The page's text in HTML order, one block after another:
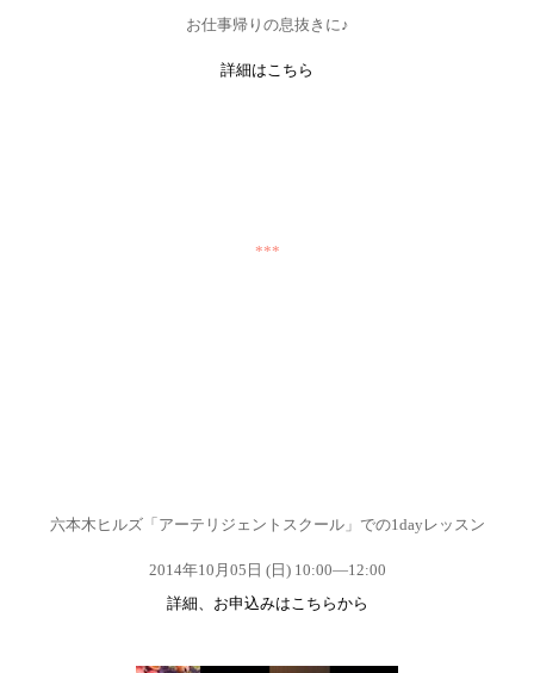
お仕事帰りの息抜きに♪
詳細はこちら
***
六本木ヒルズ「アーテリジェントスクール」での1dayレッスン
2014年10月05日 (日) 10:00—12:00
詳細、お申込みはこちらから